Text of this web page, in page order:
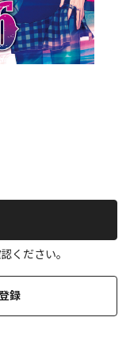
ください。
録